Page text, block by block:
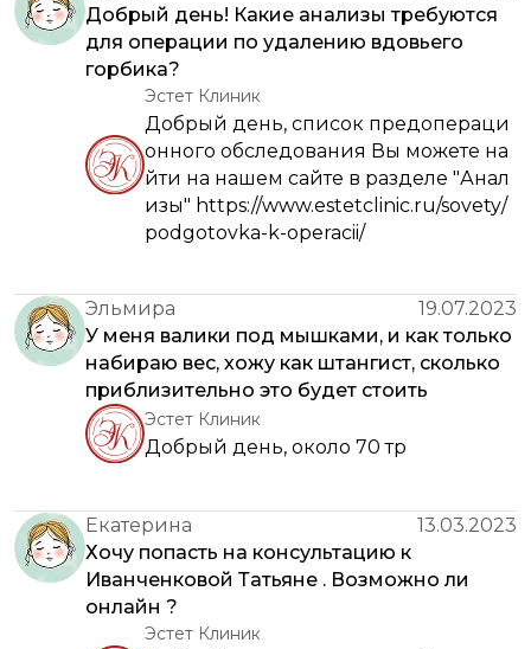
Добрый день! Какие анализы требуются
для операции по удалению вдовьего
горбика?
Эстет Клиник
Добрый день, список предопераци
онного обследования Вы можете на
йти на нашем сайте в разделе "Анал
изы" https://www.estetclinic.ru/sovety/
podgotovka-k-operacii/
Эльмира
19.07.2023
У меня валики под мышками, и как только
набираю вес, хожу как штангист, сколько
приблизительно это будет стоить
Эстет Клиник
Добрый день, около 70 тр
Екатерина
13.03.2023
Хочу попасть на консультацию к
Иванченковой Татьяне . Возможно ли
онлайн ?
Эстет Клиник